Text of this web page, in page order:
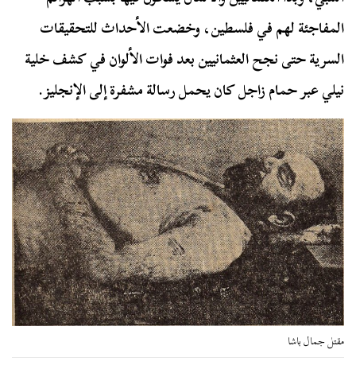
المفاجئة لهم في فلسطين، وخضعت الأحداث للتحقيقات
السرية حتى نجح العثمانيين بعد فوات الألوان في كشف خلية
نيلي عبر حمام زاجل كان يحمل رسالة مشفرة إلى الإنجليز.
مقتل جمال باشا